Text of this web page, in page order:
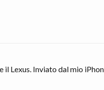
il Lexus. Inviato dal mio